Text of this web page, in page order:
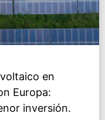
en
Europa:
inversión.